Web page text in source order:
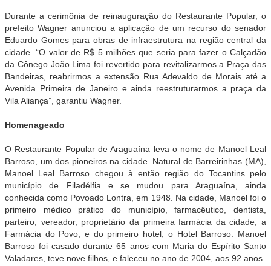
Durante a cerimônia de reinauguração do Restaurante Popular, o
prefeito Wagner anunciou a aplicação de um recurso do senador
Eduardo Gomes para obras de infraestrutura na região central da
cidade. “O valor de R$ 5 milhões que seria para fazer o Calçadão
da Cônego João Lima foi revertido para revitalizarmos a Praça das
Bandeiras, reabrirmos a extensão Rua Adevaldo de Morais até a
Avenida Primeira de Janeiro e ainda reestruturarmos a praça da
Vila Aliança”, garantiu Wagner.
Homenageado
O Restaurante Popular de Araguaína leva o nome de Manoel Leal
Barroso, um dos pioneiros na cidade. Natural de Barreirinhas (MA),
Manoel Leal Barroso chegou à então região do Tocantins pelo
município de Filadélfia e se mudou para Araguaína, ainda
conhecida como Povoado Lontra, em 1948. Na cidade, Manoel foi o
primeiro médico prático do município, farmacêutico, dentista,
parteiro, vereador, proprietário da primeira farmácia da cidade, a
Farmácia do Povo, e do primeiro hotel, o Hotel Barroso. Manoel
Barroso foi casado durante 65 anos com Maria do Espírito Santo
Valadares, teve nove filhos, e faleceu no ano de 2004, aos 92 anos.